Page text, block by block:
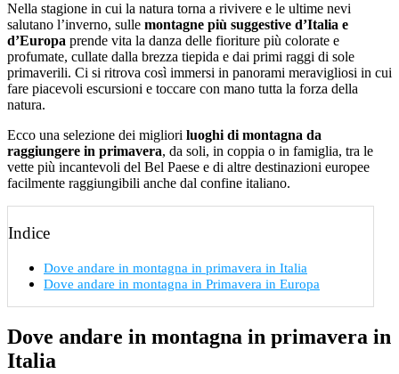
Nella stagione in cui la natura torna a rivivere e le ultime nevi
salutano l’inverno, sulle montagne più suggestive d’Italia e
d’Europa prende vita la danza delle fioriture più colorate e
profumate, cullate dalla brezza tiepida e dai primi raggi di sole
primaverili. Ci si ritrova così immersi in panorami meravigliosi in cui
fare piacevoli escursioni e toccare con mano tutta la forza della
natura.
Ecco una selezione dei migliori luoghi di montagna da
raggiungere in primavera, da soli, in coppia o in famiglia, tra le
vette più incantevoli del Bel Paese e di altre destinazioni europee
facilmente raggiungibili anche dal confine italiano.
Indice
Dove andare in montagna in primavera in Italia
Dove andare in montagna in Primavera in Europa
Dove andare in montagna in primavera in
Italia